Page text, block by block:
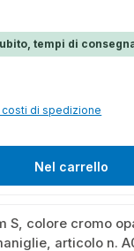
tempi di
costi di spedizione
Nel carrello